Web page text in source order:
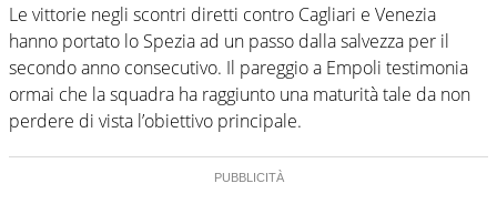
Le vittorie negli scontri diretti contro Cagliari e Venezia
hanno portato lo Spezia ad un passo dalla salvezza per il
secondo anno consecutivo. Il pareggio a Empoli testimonia
ormai che la squadra ha raggiunto una maturità tale da non
perdere di vista l’obiettivo principale.